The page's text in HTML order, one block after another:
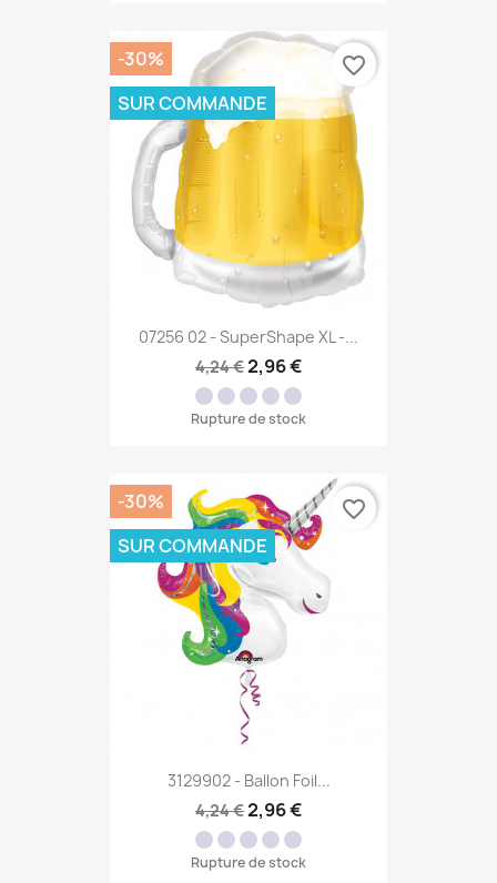
07256 02 - SuperShape XL -...
4,24 €2,96 €
Rupture de stock
-30%
SUR COMMANDE
favorite_border
3129902 - Ballon Foil...
4,24 €2,96 €
Rupture de stock
-30%
SUR COMMANDE
favorite_border